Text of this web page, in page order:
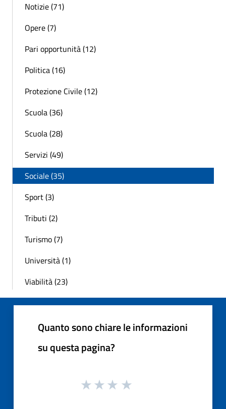
Notizie (71)
Opere (7)
Pari opportunità (12)
Politica (16)
Protezione Civile (12)
Scuola (36)
Scuola (28)
Servizi (49)
Sociale (35)
Sport (3)
Tributi (2)
Turismo (7)
Università (1)
Viabilità (23)
Quanto sono chiare le informazioni
su questa pagina?